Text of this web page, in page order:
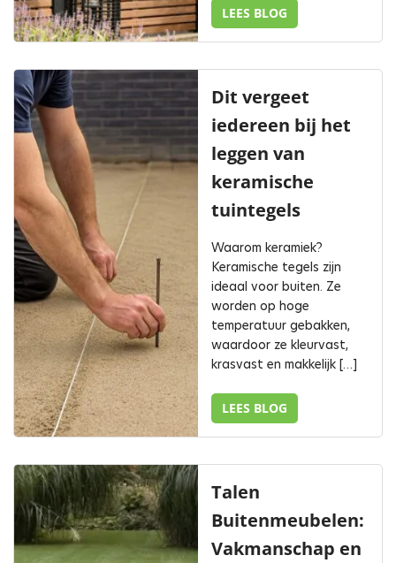
LEES BLOG
Dit vergeet
iedereen bij het
leggen van
keramische
tuintegels
Waarom keramiek?
Keramische tegels zijn
ideaal voor buiten. Ze
worden op hoge
temperatuur gebakken,
waardoor ze kleurvast,
krasvast en makkelijk […]
LEES BLOG
Talen
Buitenmeubelen:
Vakmanschap en